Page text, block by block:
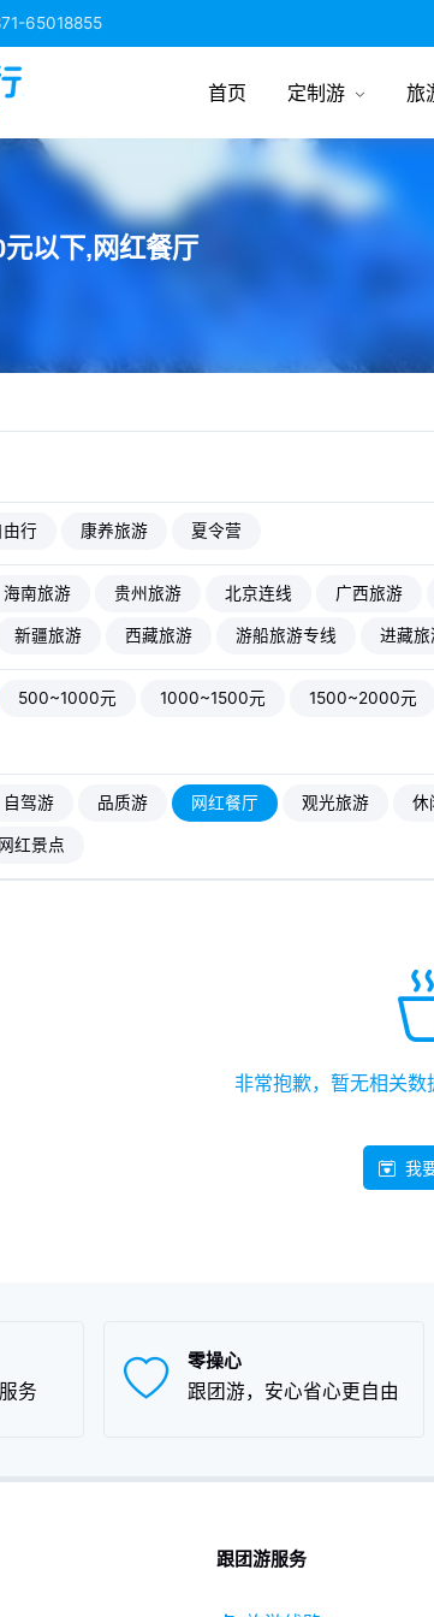
65018855
首页 定制游 旅
以下,网红餐厅
由行 康养旅游 夏令营
海南旅游 贵州旅游 北京连线 广西旅游
新疆旅游 西藏旅游 游船旅游专线 进藏旅
500~1000元 1000~1500元 1500~2000元
自驾游 品质游 网红餐厅 观光旅游 休
网红景点
非常抱歉，暂无相关数
我
务
零操心
跟团游，安心省心更自由
跟团游服务